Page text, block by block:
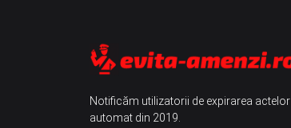
Notificăm utilizatorii de expirarea actelor
automat din 2019.